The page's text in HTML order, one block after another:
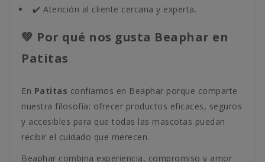
✔️ Atención al cliente cercana y experta.
💚 Por qué nos gusta Beaphar en
Patitas
En Patitas confiamos en Beaphar porque comparte
nuestra filosofía: ofrecer productos eficaces, seguros
y accesibles para que todas las mascotas puedan
recibir el cuidado que merecen.
Beaphar combina experiencia, compromiso y amor